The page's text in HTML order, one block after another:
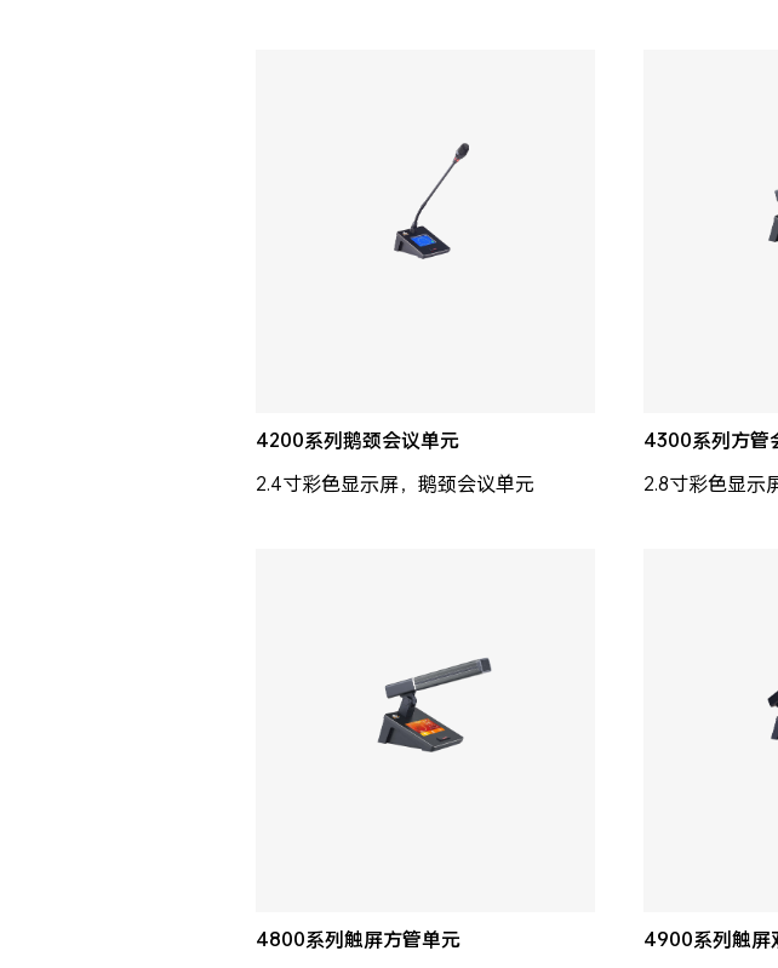
4200系列鹅颈会议单元
2.4寸彩色显示屏，鹅颈会议单元
4300系列方管
2.8寸彩色显示
4800系列触屏方管单元
4900系列触屏